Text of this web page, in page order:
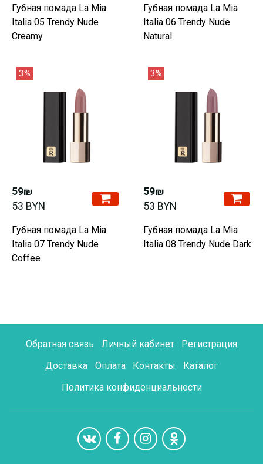
Губная помада La Mia
Italia 05 Trendy Nude
Creamy
Губная помада La Mia
Italia 06 Trendy Nude
Natural
3%
59₪
53 BYN
Губная помада La Mia
Italia 07 Trendy Nude
Coffee
3%
59₪
53 BYN
Губная помада La Mia
Italia 08 Trendy Nude Dark
Обратная связь Личный кабинет
Регистрация
Доставка
Оплата Контакты
Каталог
Политика конфиденциальности